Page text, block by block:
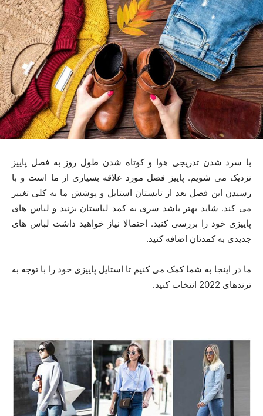
با سرد شدن تدریجی هوا و کوتاه شدن طول روز به فصل پاییز
نزدیک می شویم. پاییز فصل مورد علاقه بسیاری از ما است و با
رسیدن این فصل بعد از تابستان استایل و پوشش ما به کلی تغییر
می کند. شاید بهتر باشد سری به کمد لباستان بزنید و لباس های
پاییزی خود را بررسی کنید. احتمالا نیاز خواهید داشت لباس های
جدیدی به کمدتان اضافه کنید.
ما در اینجا به شما کمک می کنیم تا استایل پاییزی خود را با توجه به
ترندهای 2022 انتخاب کنید.